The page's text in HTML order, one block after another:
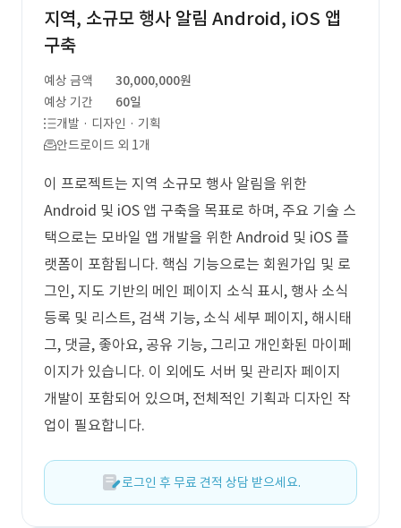
지역, 소규모 행사 알림 Android, iOS 앱
구축
예상 금액
30,000,000원
예상 기간
60일
개발 · 디자인 · 기획
안드로이드 외 1개
이 프로젝트는 지역 소규모 행사 알림을 위한
Android 및 iOS 앱 구축을 목표로 하며, 주요 기술 스
택으로는 모바일 앱 개발을 위한 Android 및 iOS 플
랫폼이 포함됩니다. 핵심 기능으로는 회원가입 및 로
그인, 지도 기반의 메인 페이지 소식 표시, 행사 소식
등록 및 리스트, 검색 기능, 소식 세부 페이지, 해시태
그, 댓글, 좋아요, 공유 기능, 그리고 개인화된 마이페
이지가 있습니다. 이 외에도 서버 및 관리자 페이지
개발이 포함되어 있으며, 전체적인 기획과 디자인 작
업이 필요합니다.
로그인 후 무료 견적 상담 받으세요.